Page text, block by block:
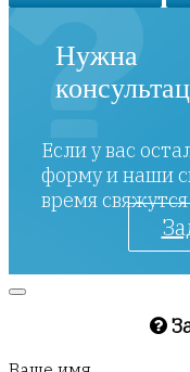
Нужна
Если у вас
форму и наши
время